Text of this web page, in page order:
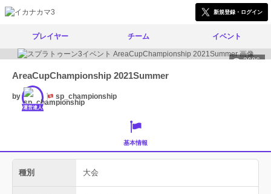
新規登録・ログイン
プレイヤー チーム イベント
2686
AreaCupChampionship 2021Summer
by
運営達人
sp_championship
基本情報
種別 大会